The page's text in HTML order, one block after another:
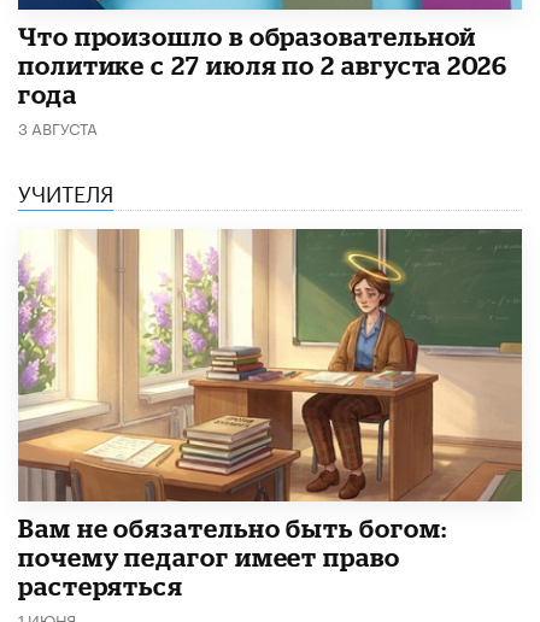
​Что произошло в образовательной
политике с 27 июля по 2 августа 2026
года
3 АВГУСТА
УЧИТЕЛЯ
​Вам не обязательно быть богом:
почему педагог имеет право
растеряться